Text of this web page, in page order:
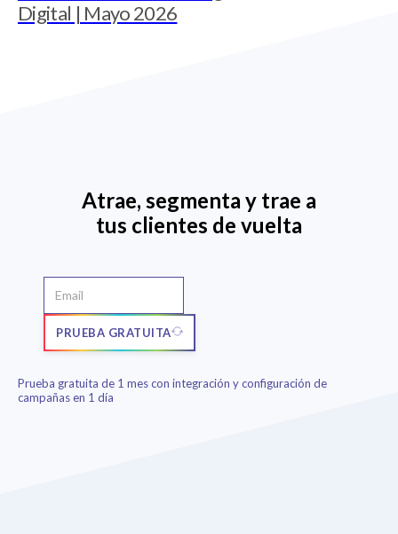
Digital | Mayo 2026
Atrae, segmenta y trae a
tus clientes de vuelta
PRUEBA GRATUITA
Prueba gratuita de 1 mes con integración y configuración de
campañas en 1 día